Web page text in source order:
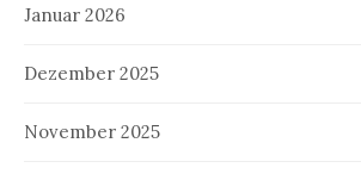
Januar 2026
Dezember 2025
November 2025